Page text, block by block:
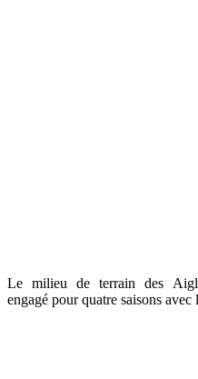
Le milieu de terrain des
engagé pour quatre saisons